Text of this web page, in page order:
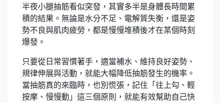
半夜小腿抽筋看似突發，其實多半是身體長時間累
積的結果。無論是水分不足、電解質失衡，還是姿
勢不良與肌肉疲勞，都是慢慢堆積後才在某個時刻
爆發。
只要從日常習慣著手，適當補水、維持良好姿勢、
規律伸展與活動，就能大幅降低抽筋發生的機率。
當抽筋真的來臨時，也別慌張，記住「往上勾、輕
按摩、慢慢動」這三個原則，就能有效幫助自己快